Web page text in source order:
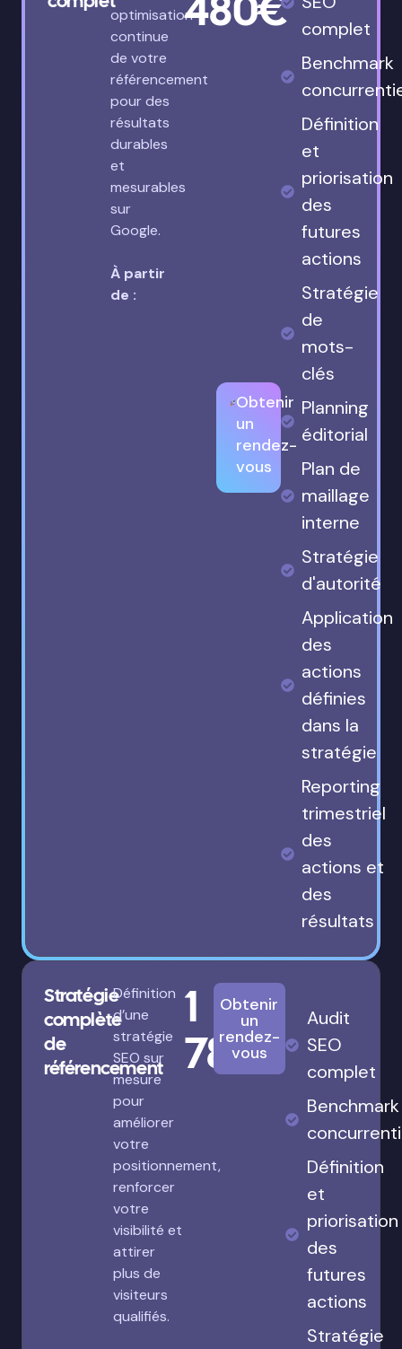
optimisation
continue
de votre
référencement
pour des
résultats
durables
et
mesurables
sur
Google.
À partir
de :
Obtenir
un
rendez-
vous
complet
Benchmark
Définition
et
priorisation
des
futures
actions
Stratégie
de
mots-
clés
Planning
éditorial
Plan de
maillage
interne
Stratégie
d'autorité
Application
des
actions
définies
dans la
stratégie
Reporting
trimestriel
des
actions et
des
résultats
Stratégie
complète
de
référencement
Définition
d’une
stratégie
SEO sur
mesure
pour
améliorer
votre
positionnement,
renforcer
votre
visibilité et
attirer
plus de
visiteurs
qualifiés.
1
780€
Obtenir
un
rendez-
vous
Audit
SEO
complet
Benchmark
Définition
et
priorisation
des
futures
actions
Stratégie